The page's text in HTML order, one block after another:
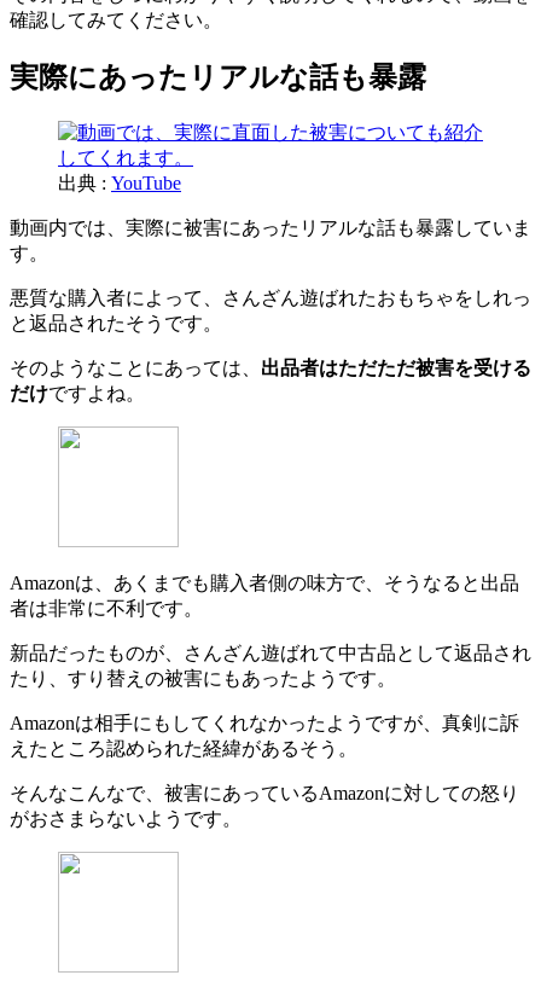
確認してみてください。
実際にあったリアルな話も暴露
出典 : YouTube
動画内では、実際に被害にあったリアルな話も暴露していま
す。
悪質な購入者によって、さんざん遊ばれたおもちゃをしれっ
と返品されたそうです。
そのようなことにあっては、 出品者はただただ被害を受ける
だけですよね。
Amazonは、あくまでも購入者側の味方で、そうなると出品
者は非常に不利です。
新品だったものが、さんざん遊ばれて中古品として返品され
たり、すり替えの被害にもあったようです。
Amazonは相手にもしてくれなかったようですが、真剣に訴
えたところ認められた経緯があるそう。
そんなこんなで、被害にあっているAmazonに対しての怒り
がおさまらないようです。